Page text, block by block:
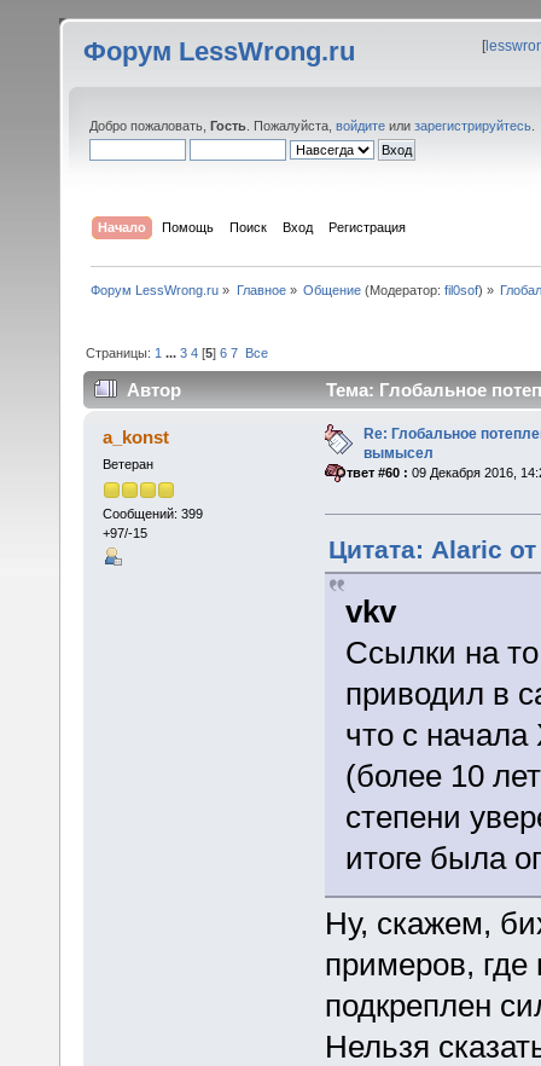
Форум LessWrong.ru [
Добро пожаловать, Гость . Пожалуйста, войдите или зарегистрируйтесь
Начало Помощь Поиск Вход Регистрация
Форум LessWrong.ru » Главное» Общение(Модератор: fil0sof) »
Страницы: 1 ...3 4 [5]6 7 Все
Автор Тема: Глобальное
a_konst
Ветеран
Сообщений: 399
+97/-15
Re: Глобальное
вымысел
«Ответ #60 : 09 Декабря 2016,
Цитата: Alaric
vkv
Ссылки на
приводил в
что с
(более 10
степени
итоге была
Ну, скажем,
примеров,
подкреплен
Нельзя